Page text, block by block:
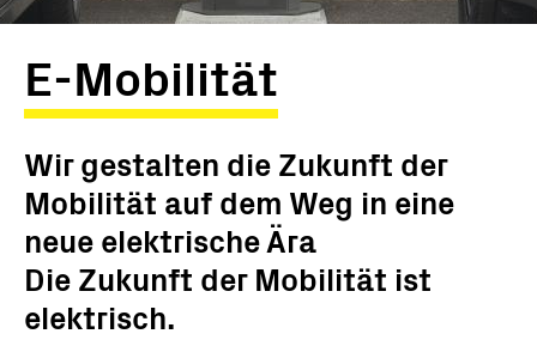
E-Mobilität
Wir gestalten die Zukunft der
Mobilität auf dem Weg in eine
neue elektrische Ära
Die Zukunft der Mobilität ist
elektrisch.